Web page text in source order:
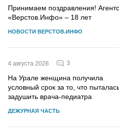
Принимаем поздравления!
«Верстов.Инфо» – 18 лет
НОВОСТИ ВЕРСТОВ.ИНФО
4 августа 2026 3
На Урале женщина получила
условный срок за то, что
задушить врача-педиатра
ДЕЖУРНАЯ ЧАСТЬ